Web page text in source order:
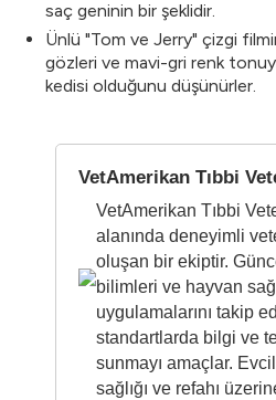
saç geninin bir şeklidir.
Ünlü "Tom ve Jerry" çizgi
gözleri ve mavi-gri renk
kedisi olduğunu düşünürler.
VetAmerikan Tıbbi
VetAmerikan Tıbbi
alanında deneyimli
oluşan bir ekiptir.
bilimleri ve hayvan
uygulamalarını takip
standartlarda bilgi ve
sunmayı amaçlar. Evcil
sağlığı ve refahı